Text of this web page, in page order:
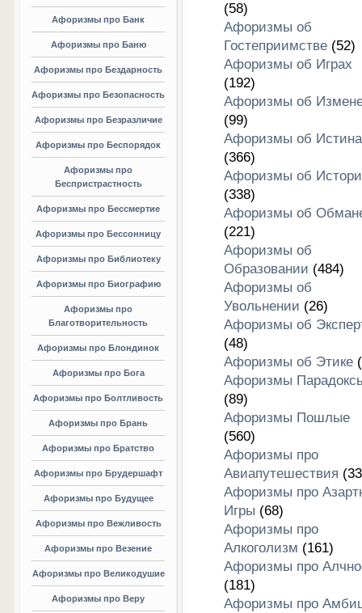
Афоризмы про Банк
Афоризмы про Баню
Афоризмы про Бездарность
Афоризмы про Безопасность
Афоризмы про Безразличие
Афоризмы про Беспорядок
Афоризмы про
Беспристрастность
Афоризмы про Бессмертие
Афоризмы про Бессонницу
Афоризмы про Библиотеку
Афоризмы про Биографию
Афоризмы про
Благотворительность
Афоризмы про Блондинок
Афоризмы про Бога
Афоризмы про Болтливость
Афоризмы про Брань
Афоризмы про Братство
Афоризмы про Брудершафт
Афоризмы про Будущее
Афоризмы про Вежливость
Афоризмы про Везение
Афоризмы про Великодушие
Афоризмы про Веру
(58)
Афоризмы об
Гостеприимстве(52)
Афоризмы об Играх
(192)
Афоризмы об
(99)
Афоризмы об
(366)
Афоризмы об
(338)
Афоризмы об
(221)
Афоризмы об
Образовании (484)
Афоризмы об
Увольнении (26)
Афоризмы об
(48)
Афоризмы об Этике
Афоризмы
(89)
Афоризмы Пошлые
(560)
Афоризмы про
Авиапутешествия
Афоризмы про
Игры (68)
Афоризмы про
Алкоголизм (161)
Афоризмы про
(181)
Афоризмы про